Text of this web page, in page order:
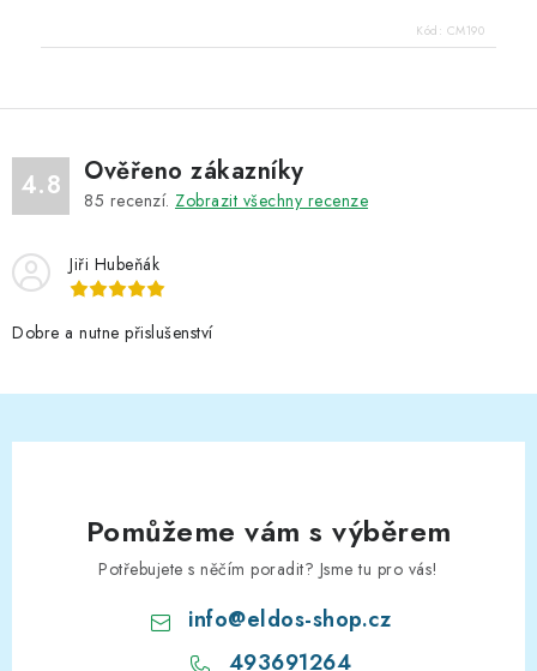
Kód: CM190
4.8 Ověřeno zákazníky
85 recenzí. Zobrazit všechny recenze
Jiři Hubeňák
Dobre a nutne přislušenství
Pomůžeme vám s výběrem
Potřebujete s něčím poradit? Jsme tu pro vás!
info@eldos-shop.cz
493691264